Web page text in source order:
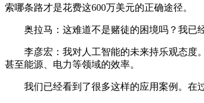
索哪条路才是花费这600万美元的正确途径。
奥拉马：这难道不是赌徒的困境吗？我已经
李彦宏：我对人工智能的未来持乐观态度。
甚至能源、电力等领域的效率。
我们已经看到了很多这样的应用案例。在过